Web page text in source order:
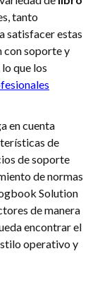
tanto
satisfacer estas
con soporte y
que los
en cuenta
de
de soporte
de normas
Solution
de manera
encontrar el
operativo y